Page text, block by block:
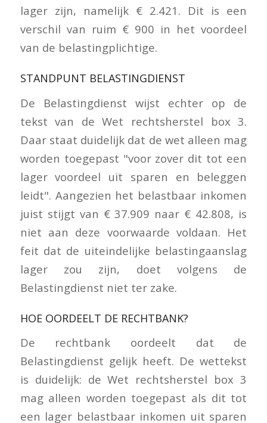
lager zijn, namelijk € 2.421. Dit is een
verschil van ruim € 900 in het voordeel
van de belastingplichtige.
STANDPUNT BELASTINGDIENST
De Belastingdienst wijst echter op de
tekst van de Wet rechtsherstel box 3.
Daar staat duidelijk dat de wet alleen mag
worden toegepast "voor zover dit tot een
lager voordeel uit sparen en beleggen
leidt". Aangezien het belastbaar inkomen
juist stijgt van € 37.909 naar € 42.808, is
niet aan deze voorwaarde voldaan. Het
feit dat de uiteindelijke belastingaanslag
lager zou zijn, doet volgens de
Belastingdienst niet ter zake.
HOE OORDEELT DE RECHTBANK?
De rechtbank oordeelt dat de
Belastingdienst gelijk heeft. De wettekst
is duidelijk: de Wet rechtsherstel box 3
mag alleen worden toegepast als dit tot
een lager belastbaar inkomen uit sparen